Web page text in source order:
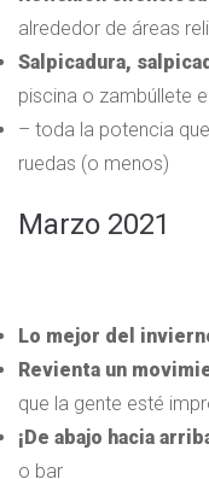
alrededor de áreas
Salpicadura,
piscina o zambúllete
– toda la potencia
ruedas (o menos)
Marzo 2021
Lo mejor del
Revienta un
que la gente esté
¡De abajo hacia
o bar